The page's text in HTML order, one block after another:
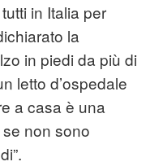
in Italia per
la
in piedi da più di
letto d’ospedale
a casa è una
non sono